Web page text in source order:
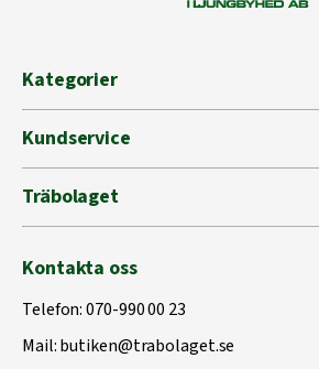
Kategorier
Kundservice
Träbolaget
Kontakta oss
Telefon:070-990 00 23
Mail:butiken@trabolaget.se